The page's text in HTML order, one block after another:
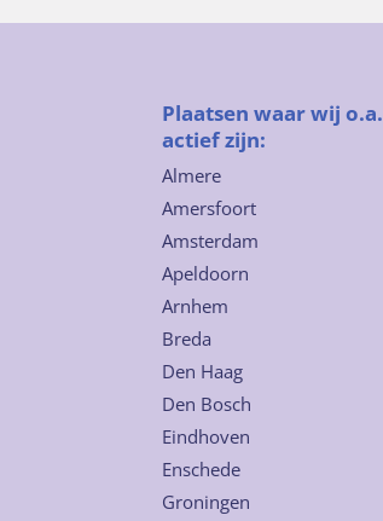
Plaatsen waar wij o.a.
actief zijn:
Almere
Amersfoort
Amsterdam
Apeldoorn
Arnhem
Breda
Den Haag
Den Bosch
Eindhoven
Enschede
Groningen